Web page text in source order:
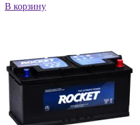
В корзину